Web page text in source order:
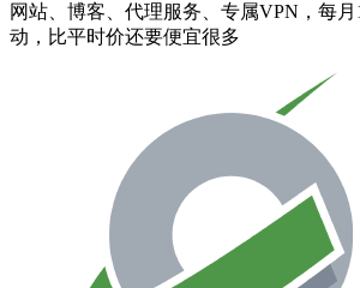
网站、博客、代理服务、专属VPN，每
动，比平时价还要便宜很多